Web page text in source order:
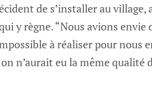
de s’installer au
y règne. “Nous avions envie
à réaliser pour nous
n’aurait eu la même qualité